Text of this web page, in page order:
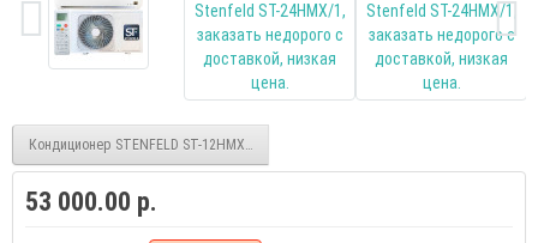
Кондиционер STENFELD ST-12HMX/1
53 000.00 р.